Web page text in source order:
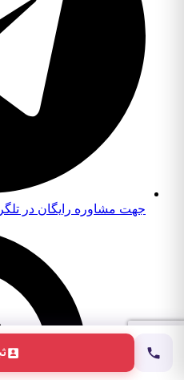
جهت مشاوره رایگان در